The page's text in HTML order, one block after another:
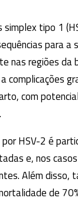
tipo 1
para
nas regiões da
complicações
com
HSV-2 é
e, nos
Além
de